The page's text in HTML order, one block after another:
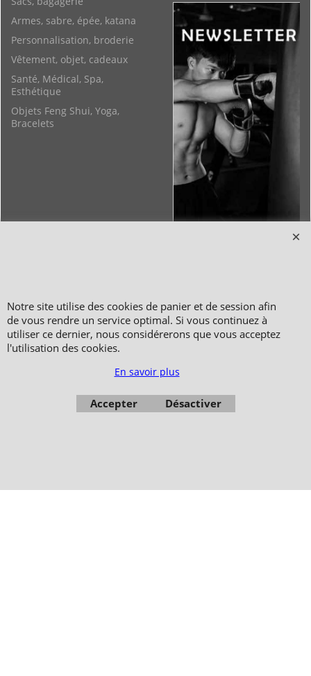
Armes, sabre, épée, katana
Personnalisation, broderie
Vêtement, objet, cadeaux
Santé, Médical, Spa,
Esthétique
Objets Feng Shui, Yoga,
Bracelets
51, avenue du Palais des Expositions 66000 Perpignan
FRANCE
Paiement sécurisé via Systempay CAISSE D’ÉPARGNE et PAYPAL
Nos prix sont affichés en HT et en TTC (hors frais de port) dont TVA 5.5 % et 20,0
% incluses, selon les articles
Photos non contractuelles - Reproduction interdite
Notre site utilise des cookies de panier et de session afin
de vous rendre un service optimal. Si vous continuez à
utiliser ce dernier, nous considérerons que vous acceptez
l'utilisation des cookies.
En savoir plus
Accepter Désactiver